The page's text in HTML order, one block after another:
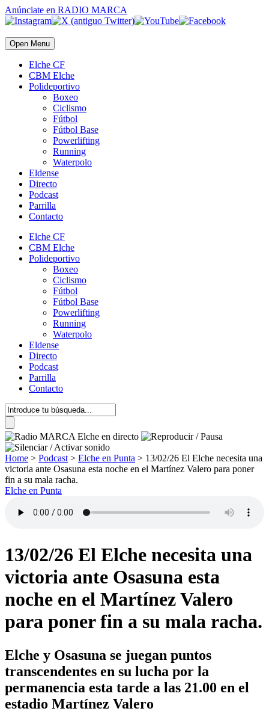
Anúnciate en RADIO MARCA
Open Menu
Elche CF
CBM Elche
Polideportivo
Boxeo
Ciclismo
Fútbol
Fútbol Base
Powerlifting
Running
Waterpolo
Eldense
Directo
Podcast
Parrilla
Contacto
Elche CF
CBM Elche
Polideportivo
Boxeo
Ciclismo
Fútbol
Fútbol Base
Powerlifting
Running
Waterpolo
Eldense
Directo
Podcast
Parrilla
Contacto
Home > Podcast > Elche en Punta > 13/02/26 El Elche necesita una
victoria ante Osasuna esta noche en el Martínez Valero para poner
fin a su mala racha.
Elche en Punta
13/02/26 El Elche necesita una
victoria ante Osasuna esta
noche en el Martínez Valero
para poner fin a su mala racha.
Elche y Osasuna se juegan puntos
transcendentes en su lucha por la
permanencia esta tarde a las 21.00 en el
estadio Martínez Valero